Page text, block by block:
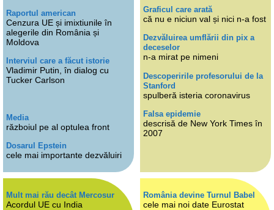
Raportul american
Cenzura UE și imixtiunile în
alegerile din România și
Moldova
Interviul care a făcut istorie
Vladimir Putin, în dialog cu
Tucker Carlson
Media
războiul pe al optulea front
Dosarul Epstein
cele mai importante dezvăluiri
Graficul care arată
că nu e niciun val și nici n-a fost
Dezvăluirea umflării din pix a
deceselor
n-a mirat pe nimeni
Descoperirile profesorului de la
Stanford
spulberă isteria coronavirus
Falsa epidemie
descrisă de New York Times în
2007
Mult mai rău decât Mercosur
Acordul UE cu India
România devine Turnul Babel
cele mai noi date Eurostat